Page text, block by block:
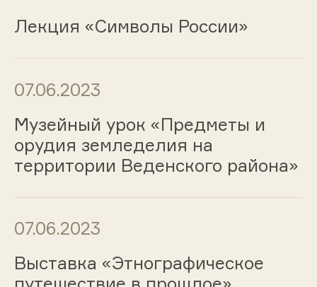
Лекция «Символы России»
07.06.2023
Музейный урок «Предметы и
орудия земледелия на
территории Веденского района»
07.06.2023
Выставка «Этнографическое